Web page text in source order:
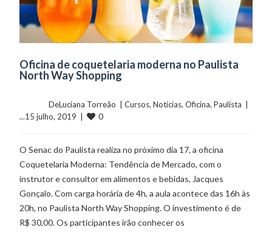
Oficina de coquetelaria moderna no Paulista
North Way Shopping
	    	DeLuciana Torreão  |
Cursos, Notícias, Oficina, Paulista
...15 julho, 2019  |
0
O Senac do Paulista realiza no próximo dia 17, a oficina
Coquetelaria Moderna: Tendência de Mercado, com o
instrutor e consultor em alimentos e bebidas, Jacques
Gonçalo. Com carga horária de 4h, a aula acontece das 16h às
20h, no Paulista North Way Shopping. O investimento é de
R$ 30,00. Os participantes irão conhecer os